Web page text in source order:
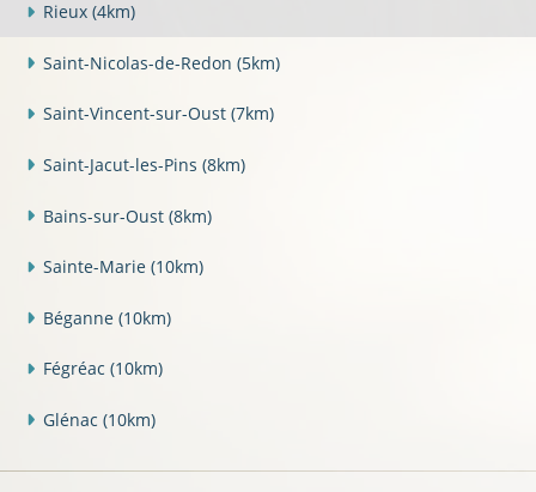
Rieux (4km)
Saint-Nicolas-de-Redon (5km)
Saint-Vincent-sur-Oust (7km)
Saint-Jacut-les-Pins (8km)
Bains-sur-Oust (8km)
Sainte-Marie (10km)
Béganne (10km)
Fégréac (10km)
Glénac (10km)